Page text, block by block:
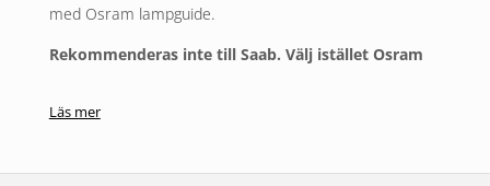
med Osram lampguide.
Rekommenderas inte till Saab. Välj istället Osram
2 års garanti.
Läs mer